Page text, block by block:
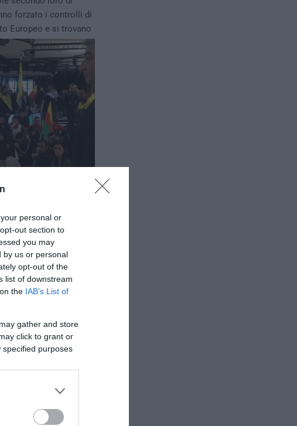
personal or
out section to
you may
by us or personal
opt-out of the
list of downstream
the IAB’s List of
gather and store
click to grant or
purposes
forzato i controlli di
Europeo e si trovano